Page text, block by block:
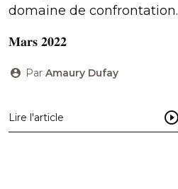
domaine de confrontation.
𝐌𝐚𝐫𝐬 𝟐𝟎𝟐𝟐
Par Amaury Dufay
Lire l'article